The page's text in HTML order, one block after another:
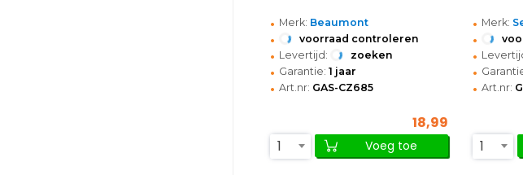
• Merk: Beaumont
• voorraad controleren
• Levertijd: zoeken
• Garantie: 1 jaar
• Art.nr: GAS-CZ685
18,99
1
Voeg toe
• Merk:
•
•
•
• Art.nr:
1